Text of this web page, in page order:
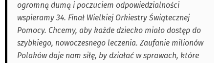
ogromną dumą i poczuciem odpowiedzialności
wspieramy 34. Finał Wielkiej Orkiestry Świątecznej
Pomocy. Chcemy, aby każde dziecko miało dostęp do
szybkiego, nowoczesnego leczenia. Zaufanie milionów
Polaków daje nam siłę, by działać w sprawach, które